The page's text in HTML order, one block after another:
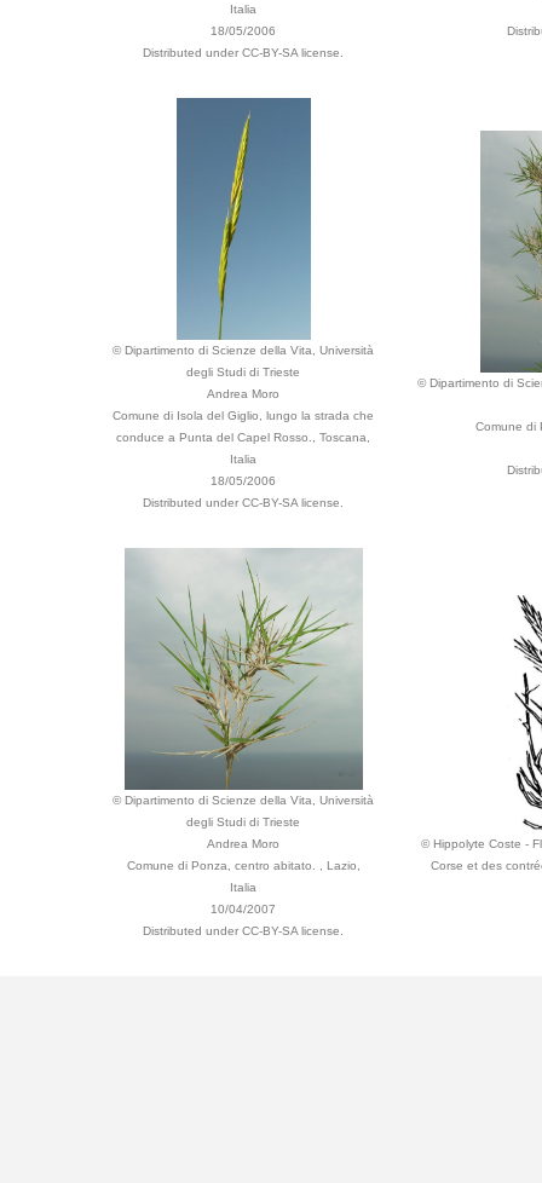
Italia
18/05/2006
Distributed under CC-BY-SA license.
© Dipartimento di Scienze della Vita, Università
degli Studi di Trieste
Andrea Moro
Comune di Isola del Giglio, lungo la strada che
conduce a Punta del Capel Rosso., Toscana,
Italia
18/05/2006
Distributed under CC-BY-SA license.
© Dipartimento di
Comune di
© Dipartimento di Scienze della Vita, Università
degli Studi di Trieste
Andrea Moro
Comune di Ponza, centro abitato. , Lazio,
Italia
10/04/2007
Distributed under CC-BY-SA license.
© Hippolyte Coste -
Corse et des